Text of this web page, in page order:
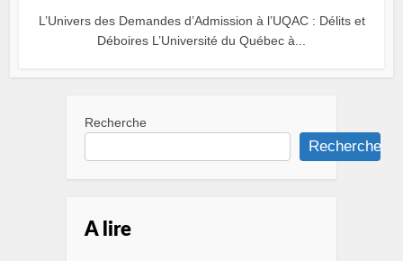
L’Univers des Demandes d’Admission à l’UQAC : Délits et
Déboires L’Université du Québec à...
Recherche
Recherche
A lire